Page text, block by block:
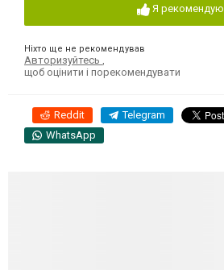
Я рекомендую
Ніхто ще не рекомендував
Авторизуйтесь
щоб оцінити і порекомендувати
Reddit Telegram
WhatsApp